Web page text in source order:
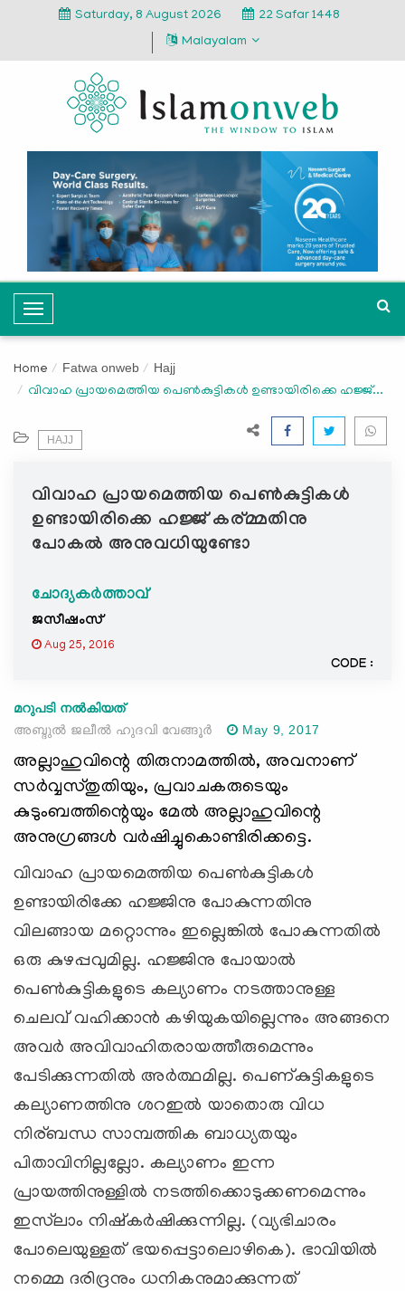
Saturday, 8 August 2026
22 Safar 1448
Malayalam
T
o
g
l
v
g
a
i
o
n
Home Fatwa onweb Hajj
വിവാഹ പ്രായമെത്തിയ പെണ്‍കുട്ടികള്‍ ഉണ്ടായിരിക്കെ ഹജ്ജ്...
HAJJ
വിവാഹ പ്രായമെത്തിയ പെണ്‍കുട്ടികള്‍
ഉണ്ടായിരിക്കെ ഹജ്ജ് കര്മ്മതിനു
പോകല്‍ അനുവധിയുണ്ടോ
ചോദ്യകർത്താവ്
ജസീഷംസ്
Aug 25, 2016
CODE :
മറുപടി നൽകിയത്
അബ്ദുല്‍ ജലീല്‍ ഹുദവി വേങ്ങൂര്‍
May 9, 2017
അല്ലാഹുവിന്റെ തിരുനാമത്തില്‍, അവനാണ്
സര്‍വ്വസ്തുതിയും, പ്രവാചകരുടെയും
കുടുംബത്തിന്റെയും മേല്‍ അല്ലാഹുവിന്റെ
അനുഗ്രങ്ങള്‍ വര്‍ഷിച്ചുകൊണ്ടിരിക്കട്ടെ.
വിവാഹ പ്രായമെത്തിയ പെണ്‍കുട്ടികള്‍
ഉണ്ടായിരിക്കേ ഹജ്ജിനു പോകുന്നതിനു
വിലങ്ങായ മറ്റൊന്നും ഇല്ലെങ്കില്‍ പോകുന്നതില്‍
ഒരു കുഴപ്പവുമില്ല. ഹജ്ജിനു പോയാല്‍
പെണ്‍കുട്ടികളുടെ കല്യാണം നടത്താനുള്ള
ചെലവ് വഹിക്കാന്‍ കഴിയുകയില്ലെന്നും അങ്ങനെ
അവര്‍ അവിവാഹിതരായത്തീരുമെന്നും
പേടിക്കുന്നതില്‍ അര്‍ത്ഥമില്ല. പെണ്കുട്ടികളുടെ
കല്യാണത്തിനു ശറഇല്‍ യാതൊരു വിധ
നിര്ബന്ധ സാമ്പത്തിക ബാധ്യതയും
പിതാവിനില്ലല്ലോ. കല്യാണം ഇന്ന
പ്രായത്തിനുള്ളില്‍ നടത്തിക്കൊടുക്കണമെന്നും
ഇസ്‍ലാം നിഷ്കര്‍ഷിക്കുന്നില്ല. (വ്യഭിചാരം
പോലെയുള്ളത് ഭയപ്പെട്ടാലൊഴികെ). ഭാവിയില്‍
നമ്മെ ദരിദ്രനും ധനികനുമാക്കുന്നത്